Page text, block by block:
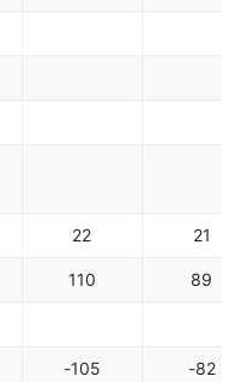
22 21
110 89
-105 -82